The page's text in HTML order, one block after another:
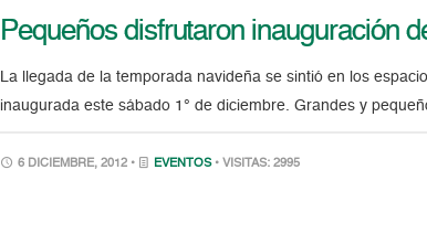
Pequeños disfrutaron inauguración
La llegada de la temporada navideña se sintió en los
inaugurada este sábado 1° de diciembre. Grandes y
6 DICIEMBRE, 2012 • EVENTOS • VISITAS: 2995